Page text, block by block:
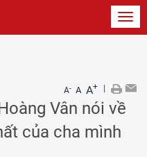
A- A A+ |
Vân nói về
của cha mình